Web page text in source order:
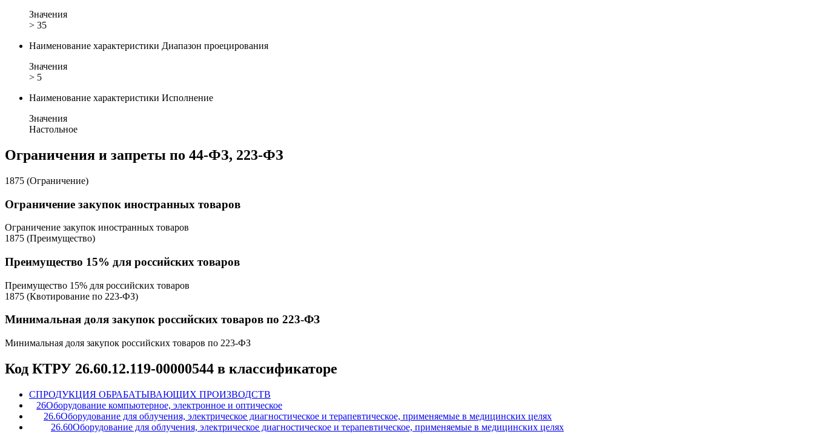
Значения
> 35
Наименование характеристики Диапазон проецирования
Значения
> 5
Наименование характеристики Исполнение
Значения
Настольное
Ограничения и запреты по 44-ФЗ, 223-ФЗ
1875 (Ограничение)
Ограничение закупок иностранных товаров
Ограничение закупок иностранных товаров
1875 (Преимущество)
Преимущество 15% для российских товаров
Преимущество 15% для российских товаров
1875 (Квотирование по 223-ФЗ)
Минимальная доля закупок российских товаров по 223-ФЗ
Минимальная доля закупок российских товаров по 223-ФЗ
Код КТРУ 26.60.12.119-00000544 в классификаторе
CПРОДУКЦИЯ ОБРАБАТЫВАЮЩИХ ПРОИЗВОДСТВ
26Оборудование компьютерное, электронное и оптическое
26.6Оборудование для облучения, электрическое диагностическое и терапевтическое, применяемые в медицинских целях
26.60Оборудование для облучения, электрическое диагностическое и терапевтическое, применяемые в медицинских целях